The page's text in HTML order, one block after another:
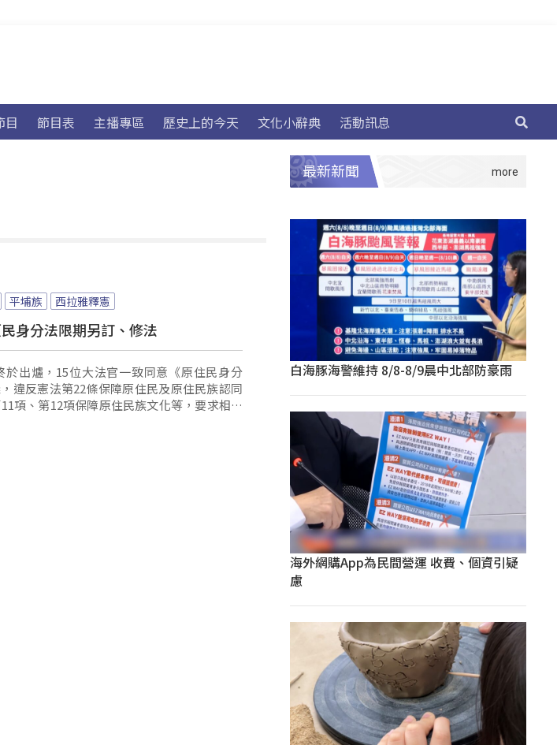
目 節目表 主播專區 歷史上的今天 文化小辭典 活動訊息
平埔族 西拉雅釋憲
身分法限期另訂、修法
於出爐，15位大法官一致同意《原住民身分
違反憲法第22條保障原住民及原住民族認同
項、第12項保障原住民族文化等，要求相關
保障其他原住民族權益。
最新新聞
白海豚海警維持 8/8-8/9晨中北部防豪雨
海外網購App為民間營運 收費、個資引疑
慮